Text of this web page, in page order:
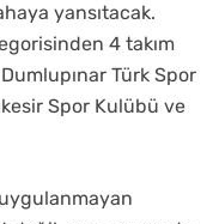
yansıtacak.
4 takım
Türk Spor
Spor Kulübü ve
uygulanmayan